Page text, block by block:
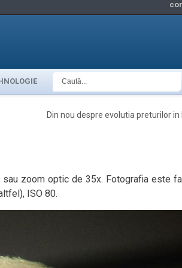
Din nou despre evolutia preturilor in
zoom optic de 35x. Fotografia este
ISO 80.